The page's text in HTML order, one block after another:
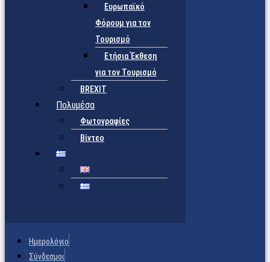
Ευρωπαϊκό
Φόρουμ για τον
Τουρισμό
Ετήσια Έκθεση
για τον Τουρισμό
BREXIT
Πολυμέσα
Φωτογραφίες
Βίντεο
Ημερολόγιο
Σύνδεσμοι